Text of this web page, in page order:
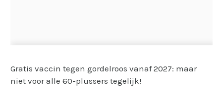
Gratis vaccin tegen gordelroos vanaf 2027: maar
niet voor alle 60-plussers tegelijk!